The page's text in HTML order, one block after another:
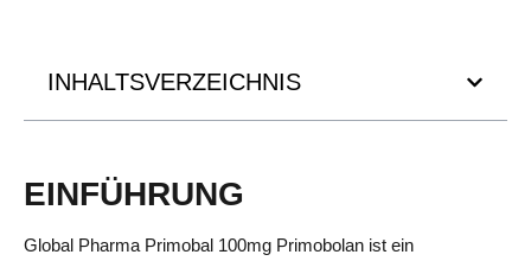
INHALTSVERZEICHNIS
EINFÜHRUNG
Global Pharma Primobal 100mg Primobolan ist ein